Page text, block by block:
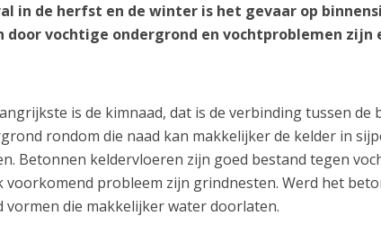
in de herfst en de winter is het gevaar op
door vochtige ondergrond en vochtproblemen zijn
is de kimnaad, dat is de verbinding tussen de
rondom die naad kan makkelijker de kelder in
Betonnen keldervloeren zijn goed bestand tegen
voorkomend probleem zijn grindnesten. Werd het
die makkelijker water doorlaten.